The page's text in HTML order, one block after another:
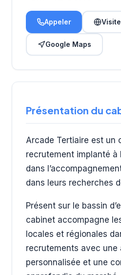
Appeler
Google Maps
Présentation du
Arcade Tertiaire est un
recrutement implanté à
dans
dans leurs recherches
Présent sur le bassin
cabinet accompagne
locales et régionales
recrutements avec une
personnalisée et une